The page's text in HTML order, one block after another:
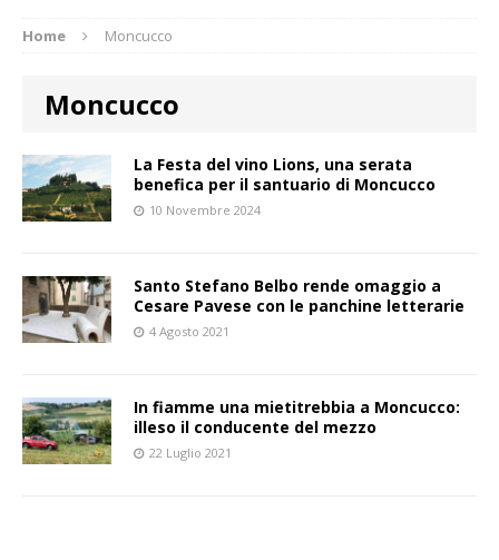
Home Moncucco
Moncucco
La Festa del vino Lions, una serata
benefica per il santuario di Moncucco
10 Novembre 2024
Santo Stefano Belbo rende omaggio a
Cesare Pavese con le panchine letterarie
4 Agosto 2021
In fiamme una mietitrebbia a Moncucco:
illeso il conducente del mezzo
22 Luglio 2021